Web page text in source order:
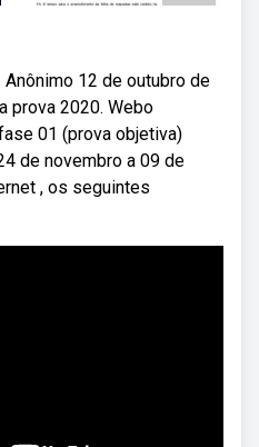
12 de outubro de
prova 2020. Webo
01 (prova objetiva)
de novembro a 09 de
, os seguintes